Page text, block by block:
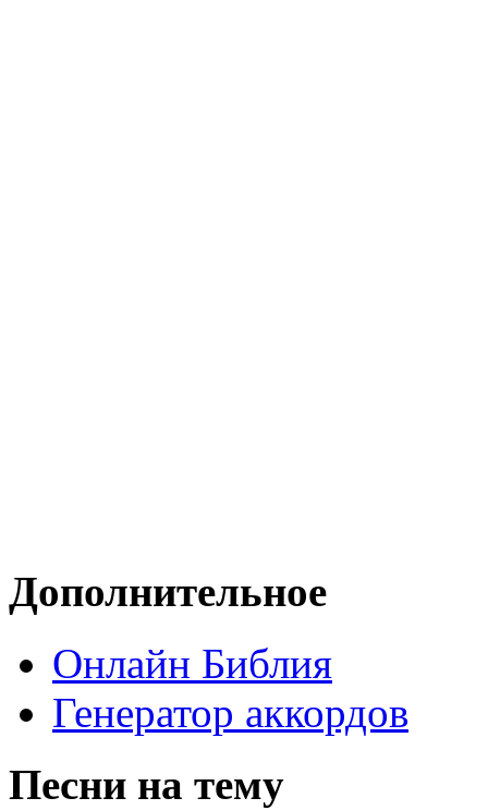
Дополнительное
Онлайн Библия
Генератор аккордов
Песни на тему